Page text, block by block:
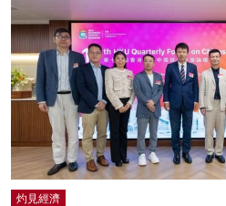
灼見經濟